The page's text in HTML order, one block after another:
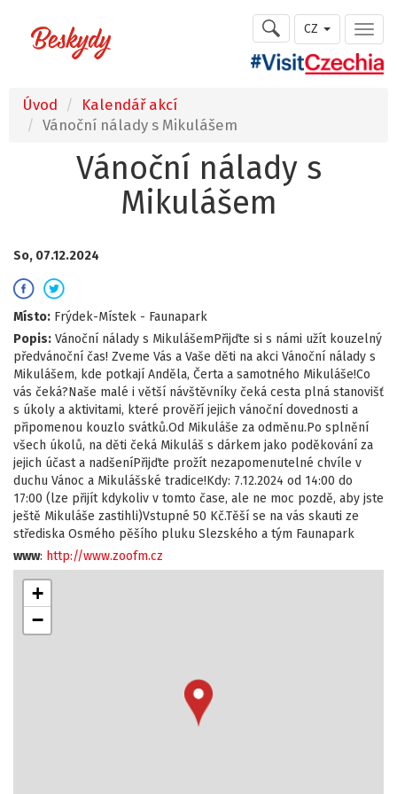
CZ
Úvod
Kalendář akcí
Vánoční nálady s Mikulášem
Vánoční nálady s
Mikulášem
So, 07.12.2024
Místo: Frýdek-Místek - Faunapark
Popis: Vánoční nálady s MikulášemPřijďte si s námi užít kouzelný
předvánoční čas! Zveme Vás a Vaše děti na akci Vánoční nálady s
Mikulášem, kde potkají Anděla, Čerta a samotného Mikuláše!Co
vás čeká?Naše malé i větší návštěvníky čeká cesta plná stanovišť
s úkoly a aktivitami, které prověří jejich vánoční dovednosti a
připomenou kouzlo svátků.Od Mikuláše za odměnu.Po splnění
všech úkolů, na děti čeká Mikuláš s dárkem jako poděkování za
jejich účast a nadšeníPřijďte prožít nezapomenutelné chvíle v
duchu Vánoc a Mikulášské tradice!Kdy: 7.12.2024 od 14:00 do
17:00 (lze přijít kdykoliv v tomto čase, ale ne moc pozdě, aby jste
ještě Mikuláše zastihli)Vstupné 50 Kč.Těší se na vás skauti ze
střediska Osmého pěšího pluku Slezského a tým Faunapark
www: http://www.zoofm.cz
+
−